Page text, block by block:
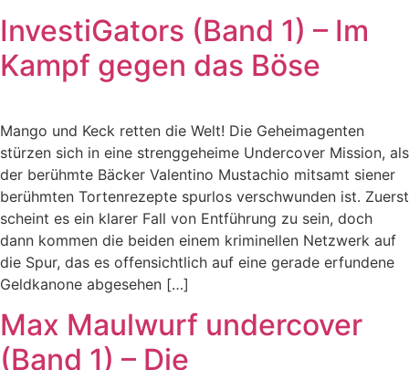
InvestiGators (Band 1) – Im
Kampf gegen das Böse
Mango und Keck retten die Welt! Die Geheimagenten
stürzen sich in eine strenggeheime Undercover Mission, als
der berühmte Bäcker Valentino Mustachio mitsamt siener
berühmten Tortenrezepte spurlos verschwunden ist. Zuerst
scheint es ein klarer Fall von Entführung zu sein, doch
dann kommen die beiden einem kriminellen Netzwerk auf
die Spur, das es offensichtlich auf eine gerade erfundene
Geldkanone abgesehen […]
Max Maulwurf undercover
(Band 1) – Die